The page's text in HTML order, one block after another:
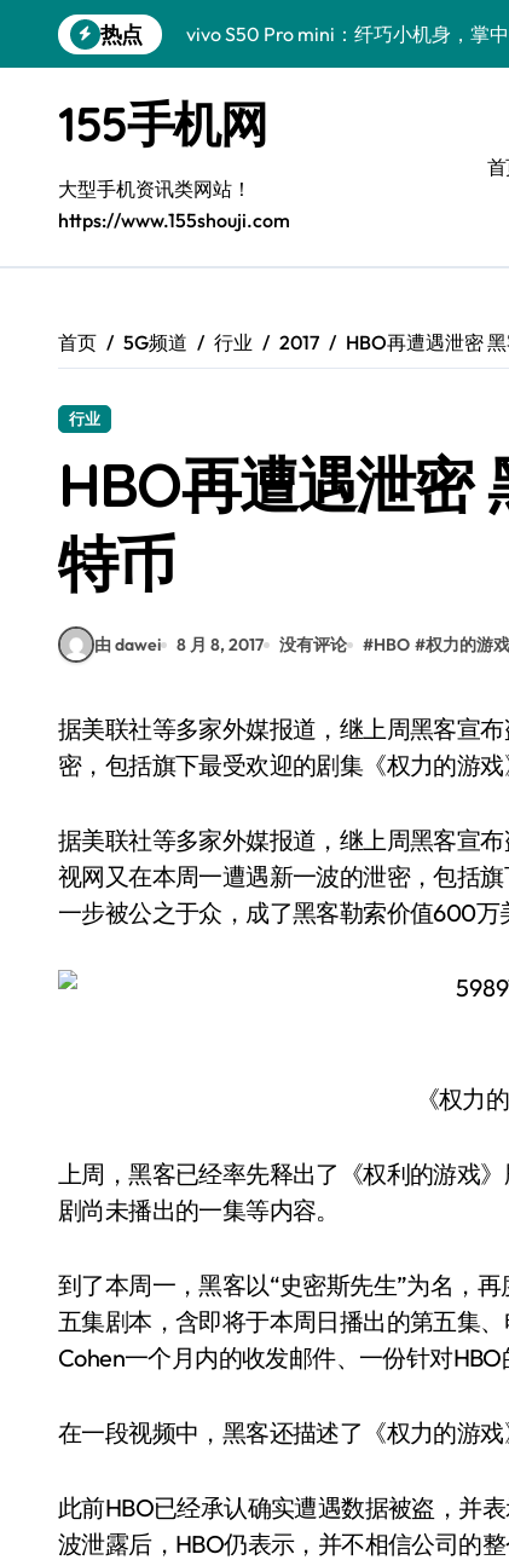
到
热点
vivo S50 Pro mini：纤巧小机身，掌
三星Galaxy S26亮点大揭秘：创新科
三星Galaxy Z Fold7前瞻：手机管家
S25 Ultra颜值炸裂！定制主题引领潮
S24+震撼登场，美出新高度！
Galaxy A56 5G登场，时尚与性能双
vivo S50新功能大揭秘！优惠全享，
155手机网
大型手机资讯类网站！
https://www.155shouji.com
首页 5G频道 行业 2017 HBO再遭遇泄密
行业
HBO再遭遇泄密
特币
由 dawei 8 月 8, 2017 没有评论 #HBO #权力的游戏
据美联社等多家外媒报道，继上周黑客宣布盗走HBO的1.5TB的数据后，本周一又遭遇新一波的泄
密，包括旗下最受欢迎的剧集《权力的游
据美联社等多家外媒报道，继上周黑客宣
视网又在本周一遭遇新一波的泄密，包括
一步被公之于众，成了黑客勒索价值600万
《权力
上周，黑客已经率先释出了《权利的游戏
剧尚未播出的一集等内容。
到了本周一，黑客以“史密斯先生”为名，
五集剧本，含即将于本周日播出的第五集
Cohen一个月内的收发邮件、一份针对
在一段视频中，黑客还描述了《权力的游戏
此前HBO已经承认确实遭遇数据被盗，并
波泄露后，HBO仍表示，并不相信公司的